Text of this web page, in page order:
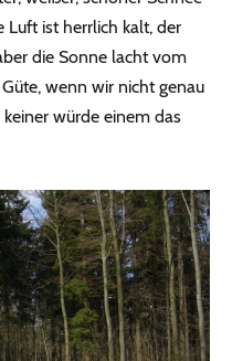
Luft ist herrlich kalt, der
die Sonne lacht vom
wenn wir nicht genau
keiner würde einem das